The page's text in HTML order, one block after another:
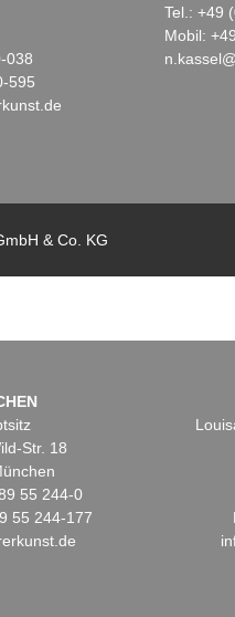
038
595
Tel.: +49
Mobil:
& Co. KG
Str. 18
55 244-0
55 244-177